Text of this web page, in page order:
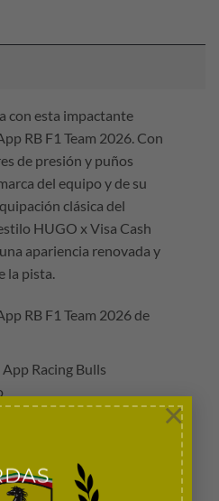
×
con esta impactante
RB F1 Team 2026. Con
de presión y puños
del equipo y de su
clásica del
HUGO x Visa Cash
apariencia renovada y
la pista.
RB F1 Team 2026 de
Racing Bulls